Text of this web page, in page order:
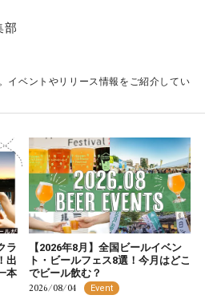
部
イベントやリリース情報をご紹介してい
ラ
出
本
【2026年8月】全国ビールイベン
ト・ビールフェス8選！今月はどこ
でビール飲む？
2026/08/04 Event